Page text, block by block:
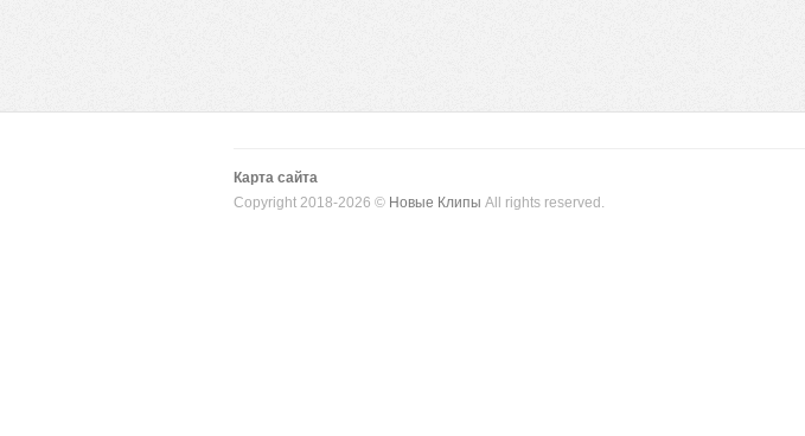
Карта сайта
Copyright 2018-2026 © Новые Клипы All rights reserved.